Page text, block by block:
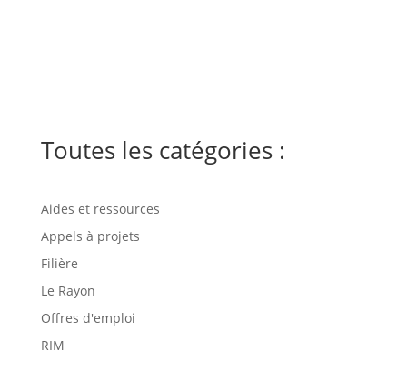
Toutes les catégories :
Aides et ressources
Appels à projets
Filière
Le Rayon
Offres d'emploi
RIM